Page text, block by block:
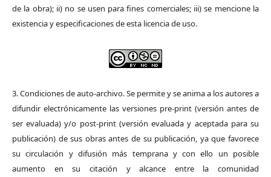
de la obra); ii) no se usen para fines comerciales; iii) se mencione la
existencia y especificaciones de esta licencia de uso.
3. Condiciones de auto-archivo. Se permite y se anima a los autores a
difundir electrónicamente las versiones pre-print (versión antes de
ser evaluada) y/o post-print (versión evaluada y aceptada para su
publicación) de sus obras antes de su publicación, ya que favorece
su circulación y difusión más temprana y con ello un posible
aumento en su citación y alcance entre la comunidad